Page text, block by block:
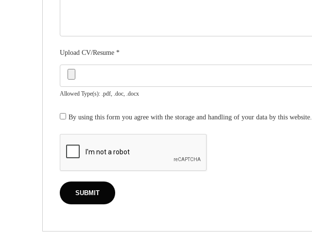
Upload CV/Resume *
Allowed Type(s): .pdf, .doc, .docx
By using this form you agree with the storage and handling of your data by this website.